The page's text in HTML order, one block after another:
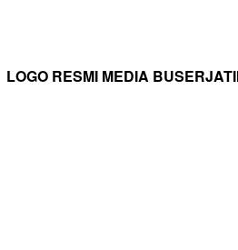
LOGO RESMI MEDIA